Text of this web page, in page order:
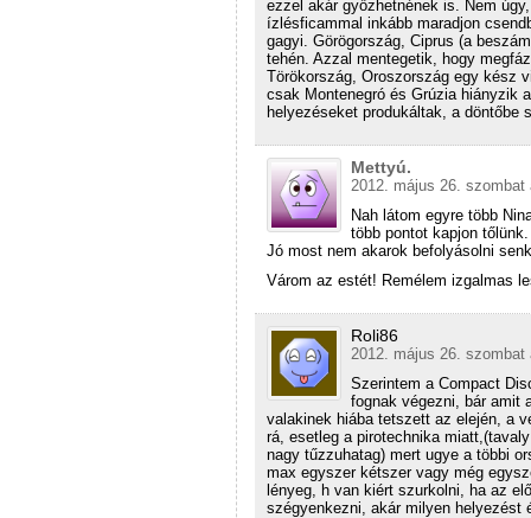
ezzel akár győzhetnének is. Nem
ízlésficammal inkább maradjon
gagyi. Görögország, Ciprus (a
tehén. Azzal mentegetik, hogy
Törökország, Oroszország egy kész
csak Montenegró és Grúzia hiányzik
helyezéseket produkáltak, a döntőbe
Mettyú.
2012. május 26. szombat
Nah látom egyre több
több pontot kapjon
Jó most nem akarok befolyásolni
Várom az estét! Remélem izgalmas
Roli86
2012. május 26. szombat
Szerintem a Compact
fognak végezni, bár amit
valakinek hiába tetszett az elején, a
rá, esetleg a pirotechnika
nagy tűzzuhatag) mert ugye a többi
max egyszer kétszer vagy még
lényeg, h van kiért szurkolni, ha az
szégyenkezni, akár milyen helyezést